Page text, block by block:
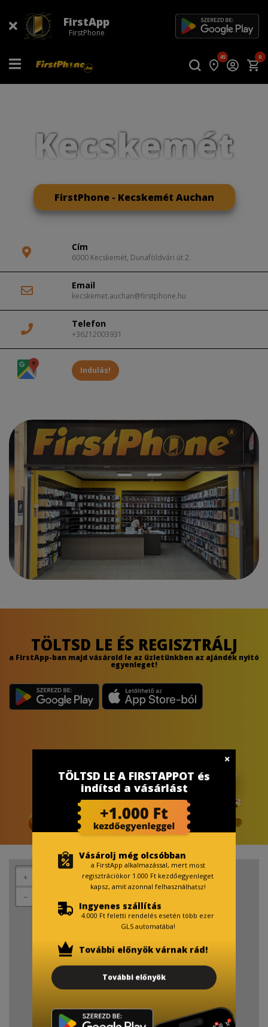
FirstApp
FirstPhone
45 0
Kecskemét
FirstPhone - Kecskemét Auchan
Cím
6000 Kecskemét, Dunaföldvári út 2.
Email
kecskemet.auchan@firstphone.hu
Telefon
+36212003931
Indulás!
TÖLTSD LE ÉS REGISZTRÁLJ
a FirstApp-ban majd vásárold le az üzletünkben az ajándék nyitó
egyenleget!
+
−
TÖLTSD LE A FIRSTAPPOT és
indítsd a vásárlást
Vásárolj még olcsóbban
a FirstApp alkalmazással, mert most
regisztrációkor 1.000 Ft kezdőegyenleget
kapsz, amit azonnal felhasználhatsz!
Ingyenes szállítás
4.000 Ft feletti rendelés esetén több ezer
GLS automatába!
További előnyök várnak rád!
További előnyök